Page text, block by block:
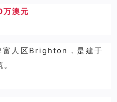
澳元
富人区Brighton，是建于